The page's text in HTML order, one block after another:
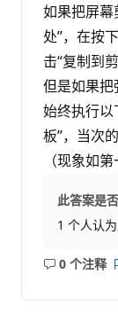
如果把屏幕
处”，在按
击“复制到
但是如果
始终执行以
板”，当次
（现象如
此答案是
1 个人认
0 个注释
无